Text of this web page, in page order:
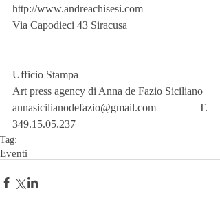
http://www.andreachisesi.com
Via Capodieci 43 Siracusa
Ufficio Stampa
Art press agency di Anna de Fazio Siciliano
annasicilianodefazio@gmail.com – T.
349.15.05.237
Tag:
Eventi